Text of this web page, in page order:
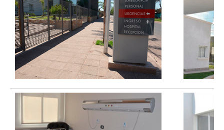
Revista Los Camioneros
Anuario 20 años
Biblioteca Sindical
Galería de videos
Campañas de prevención